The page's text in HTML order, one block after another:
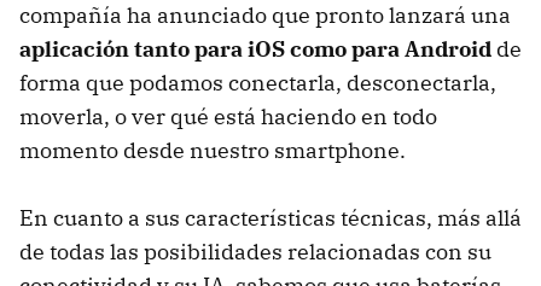
compañía ha anunciado que pronto lanzará una
aplicación tanto para iOS como para Android de
forma que podamos conectarla, desconectarla,
moverla, o ver qué está haciendo en todo
momento desde nuestro smartphone.
En cuanto a sus características técnicas, más allá
de todas las posibilidades relacionadas con su